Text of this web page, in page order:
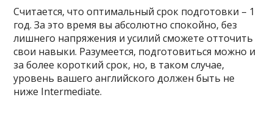
Считается, что оптимальный срок подготовки – 1
год. За это время вы абсолютно спокойно, без
лишнего напряжения и усилий сможете отточить
свои навыки. Разумеется, подготовиться можно и
за более короткий срок, но, в таком случае,
уровень вашего английского должен быть не
ниже Intermediate.